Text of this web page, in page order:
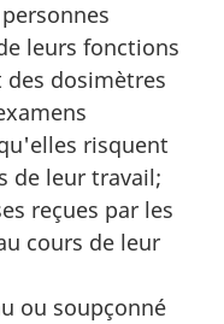
leurs fonctions
dosimètres
risquent
de leur travail;
reçues par les
cours de leur
ou soupçonné